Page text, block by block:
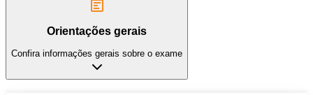
Orientações gerais
Confira informações gerais sobre o exame